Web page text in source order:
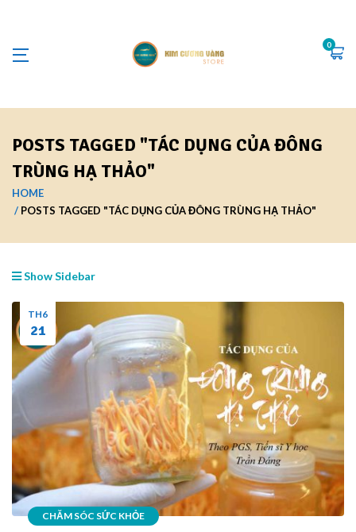
0
POSTS TAGGED "TÁC DỤNG CỦA ĐÔNG
TRÙNG HẠ THẢO"
HOME
POSTS TAGGED "TÁC DỤNG CỦA ĐÔNG TRÙNG HẠ THẢO"
Show Sidebar
CHĂM SÓC SỨC KHỎE
TH6
21